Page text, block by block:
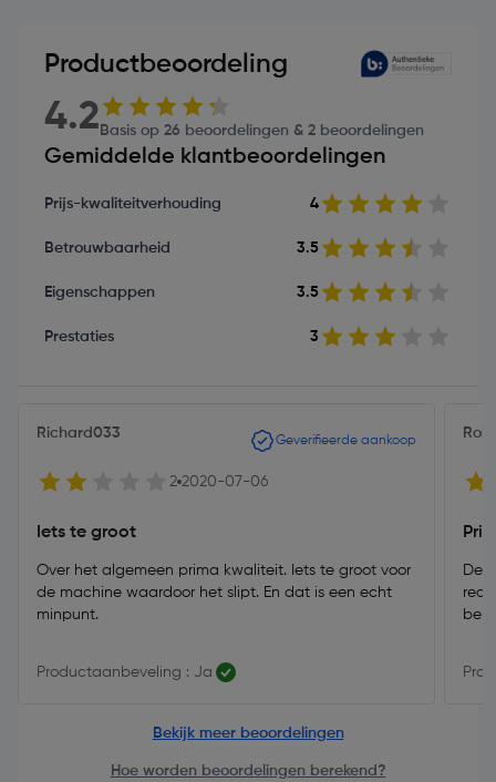
Productbeoordeling
4.2 Basis op 26 beoordelingen & 2 beoordelingen
Gemiddelde klantbeoordelingen
Prijs-kwaliteitverhouding 4
Betrouwbaarheid 3.5
Eigenschappen 3.5
Prestaties 3
Richard033 Geverifieerde aankoop
2 2020-07-06
Iets te groot
Over het algemeen prima kwaliteit. Iets te groot voor
de machine waardoor het slipt. En dat is een echt
minpunt.
Productaanbeveling : Ja
Bekijk meer beoordelingen
Hoe worden beoordelingen berekend?